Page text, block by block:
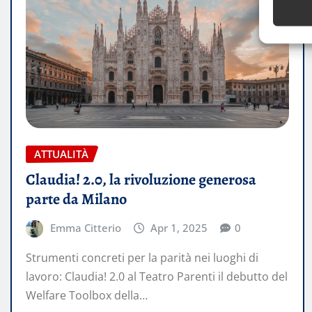
ATTUALITÀ
Claudia! 2.0, la rivoluzione generosa
parte da Milano
Emma Citterio Apr 1, 2025 0
Strumenti concreti per la parità nei luoghi di
lavoro: Claudia! 2.0 al Teatro Parenti il debutto del
Welfare Toolbox della…